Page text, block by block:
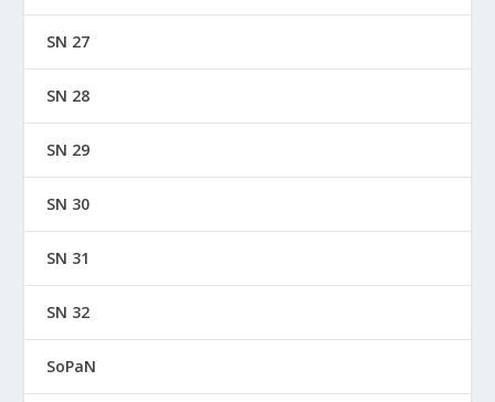
SN 27
SN 28
SN 29
SN 30
SN 31
SN 32
SoPaN